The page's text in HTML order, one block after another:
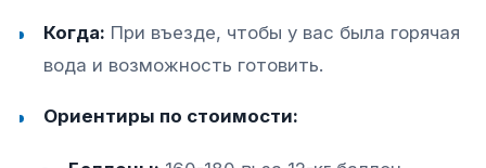
Когда: При въезде, чтобы у вас была горячая
вода и возможность готовить.
Ориентиры по стоимости: